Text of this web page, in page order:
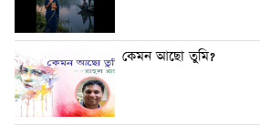
কেমন আছো তুমি?